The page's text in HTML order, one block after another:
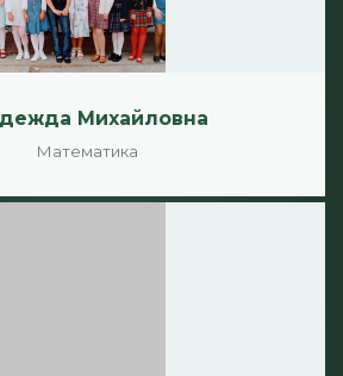
Михайловна
Математика